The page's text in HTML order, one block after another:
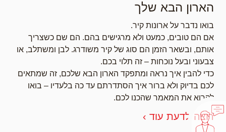
הארון הבא שלך
בואו נדבר על ארונות קיר.
אם הם טובים, כמעט ולא מרגישים בהם. הם שם כשצריך
אותם, ובשאר הזמן הם סוג של קיר משודרג. לבן ומשתלב, או
צבעוני ובעל נוכחות – זה תלוי בכם.
כדי להבין איך נראה ומתפקד הארון הבא שלכם, זה שמתאים
לכם בדיוק ולא ברור איך הסתדרתם עד כה בלעדיו – בואו
לקרוא את המאמר שהכנו לכם.
רוצה לדעת עוד ›